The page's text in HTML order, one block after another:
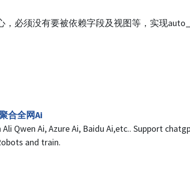
，必须没有要被依赖字段及视图等，实现
合全网Ai
Qwen Ai, Azure Ai, Baidu Ai,etc.. Support
and train.